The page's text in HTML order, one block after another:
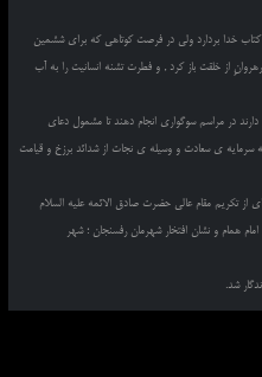
خدا بردارد ولی در فرصت کوتاهی که برای ششمین
از خلقت باز کرد , و فطرت تشنه انسانیت را به آب
در مراسم سوگواری انجام دهند تا مشمول دعای
سرمایه ی سعادت و وسیله ی نجات از شدائد برزخ و قیامت
از تکریم مقام عالی حضرت صادق الائمه علیه السلام
همام و نشان افتخار شهرمان رفسنجان ؛ شهر
شد.